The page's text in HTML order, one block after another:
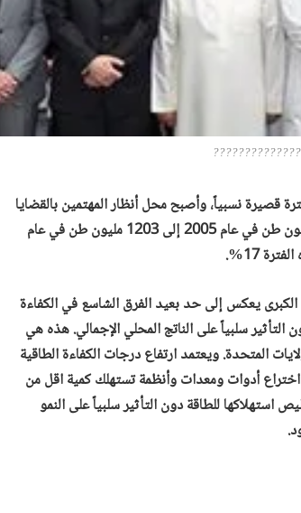
قصيرة نسبياً، وأصبح محل أنظار المهتمين بالقضايا
البيئية العالمية. وارتفع انبعاث ثاني أكسيد الكربون فيها من 712 مليون طن في عام 2005 إلى 1203 مليون طن في عام
الكبرى يعكس إلى حد بعيد الفرق الشاسع في الكفاءة
سلبياً على الناتج المحلي الإجمالي. هذه هي
المتحدة. ويعتمد ارتفاع درجات الكفاءة الطاقية
اختراع أدوات ومعدات وأنظمة تستهلك كمية اقل من
استهلاكها للطاقة دون التأثير سلبياً على النمو